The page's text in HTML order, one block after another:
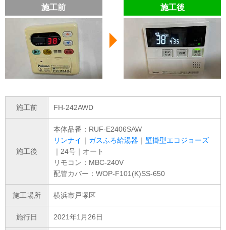
施工前 施工後
施工前 FH-242AWD
施工後
本体品番：RUF-E2406SAW
リンナイ ｜ ガスふろ給湯器 ｜ 壁掛型エコジョーズ
｜24号｜オート
リモコン：MBC-240V
配管カバー：WOP-F101(K)SS-650
施工場所 横浜市戸塚区
施行日 2021年1月26日